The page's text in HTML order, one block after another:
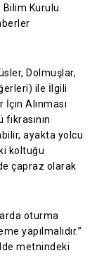
Bilim Kurulu
Dolmuşlar,
ile İlgili
İçin Alınması
ayakta yolcu
koltuğu
çapraz olarak
oturma
yapılmalıdır.”
metnindeki